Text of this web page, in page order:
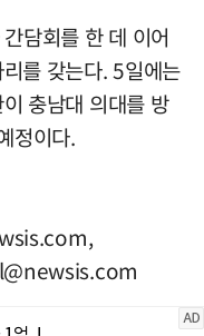
담회를 한 데 이어
를 갖는다. 5일에는
충남대 의대를 방
정이다.
,